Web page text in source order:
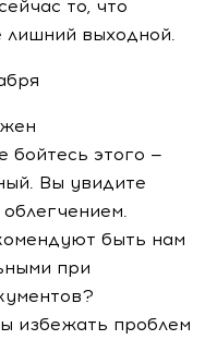
то, что
лишний выходной.
бойтесь этого —
Вы увидите
быть нам
при
избежать проблем